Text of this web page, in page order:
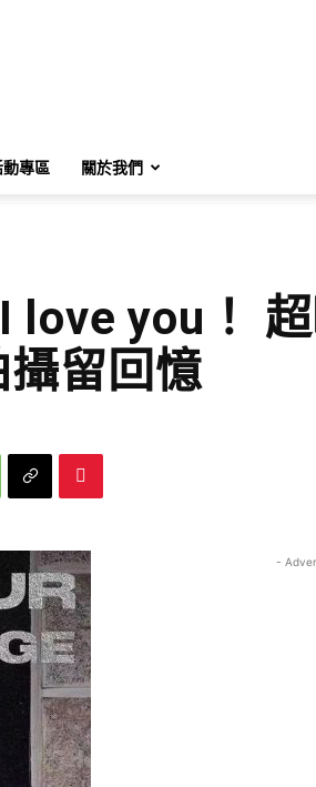
動專區 關於我們
love you！
留回憶
-